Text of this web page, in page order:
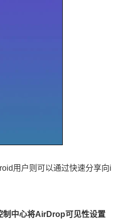
用户则可以通过快速分享向i
制中心将AirDrop可见性设置